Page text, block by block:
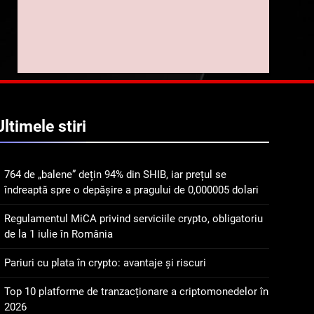
trasabilitatea cafelei
îndreaptă spre o depășire
dolari
2
Regulamentul MiCA
privind serviciile crypto,
obligatoriu de la 1 iulie în
Pariuri cu plata în crypto:
avantaje și riscuri
stiri
764 de „balene” dețin 94% din SHIB, iar prețul se
îndreaptă spre o depășire a pragului de 0,000005 dolari
Regulamentul MiCA privind serviciile crypto, obligatoriu
de la 1 iulie în România
Pariuri cu plata în crypto: avantaje și riscuri
Top 10 platforme de tranzacționare a criptomonedelor în
2026